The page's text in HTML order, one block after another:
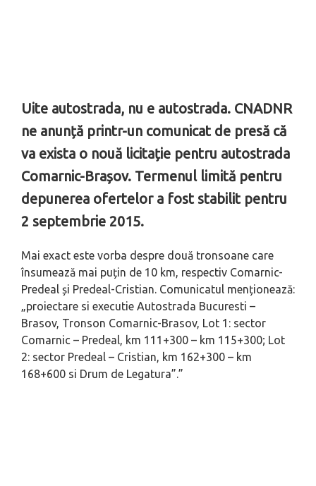
Uite autostrada, nu e autostrada. CNADNR
ne anunță printr-un comunicat de presă că
va exista o nouă licitație pentru autostrada
Comarnic-Brașov. Termenul limită pentru
depunerea ofertelor a fost stabilit pentru
2 septembrie 2015.
Mai exact este vorba despre două tronsoane care
însumează mai puțin de 10 km, respectiv Comarnic-
Predeal și Predeal-Cristian. Comunicatul menționează:
„proiectare si executie Autostrada Bucuresti –
Brasov, Tronson Comarnic-Brasov, Lot 1: sector
Comarnic – Predeal, km 111+300 – km 115+300; Lot
2: sector Predeal – Cristian, km 162+300 – km
168+600 si Drum de Legatura”.”